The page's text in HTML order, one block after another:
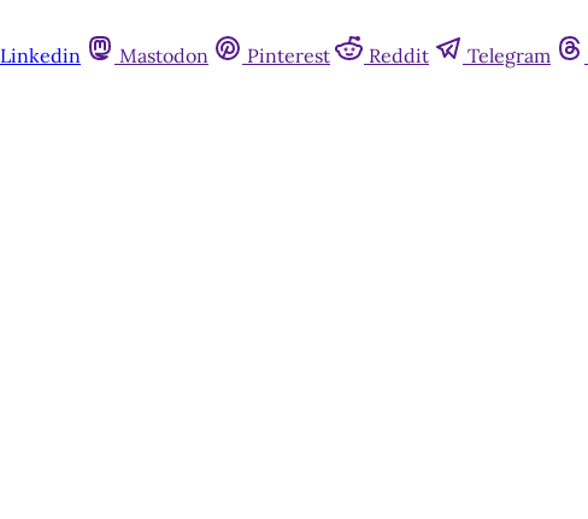
Linkedin Mastodon Pinterest Reddit Telegram